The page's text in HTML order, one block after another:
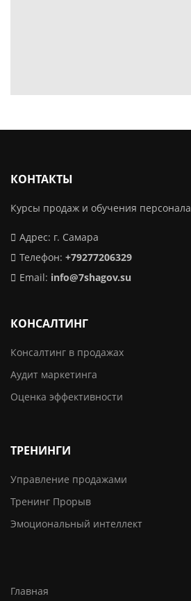
КОНТАКТЫ
Курсы продаж и обучения персонала
Адрес: г. Самара
Телефон: +79277206329
Email: info@7shagov.su
КОНСАЛТИНГ
Консалтинг в продажах
Аудит маркетинга
Оценка эффективности
ТРЕНИНГИ
Управление продажами
Тренинг Прорыв
Эмоциональный интеллект
Главная